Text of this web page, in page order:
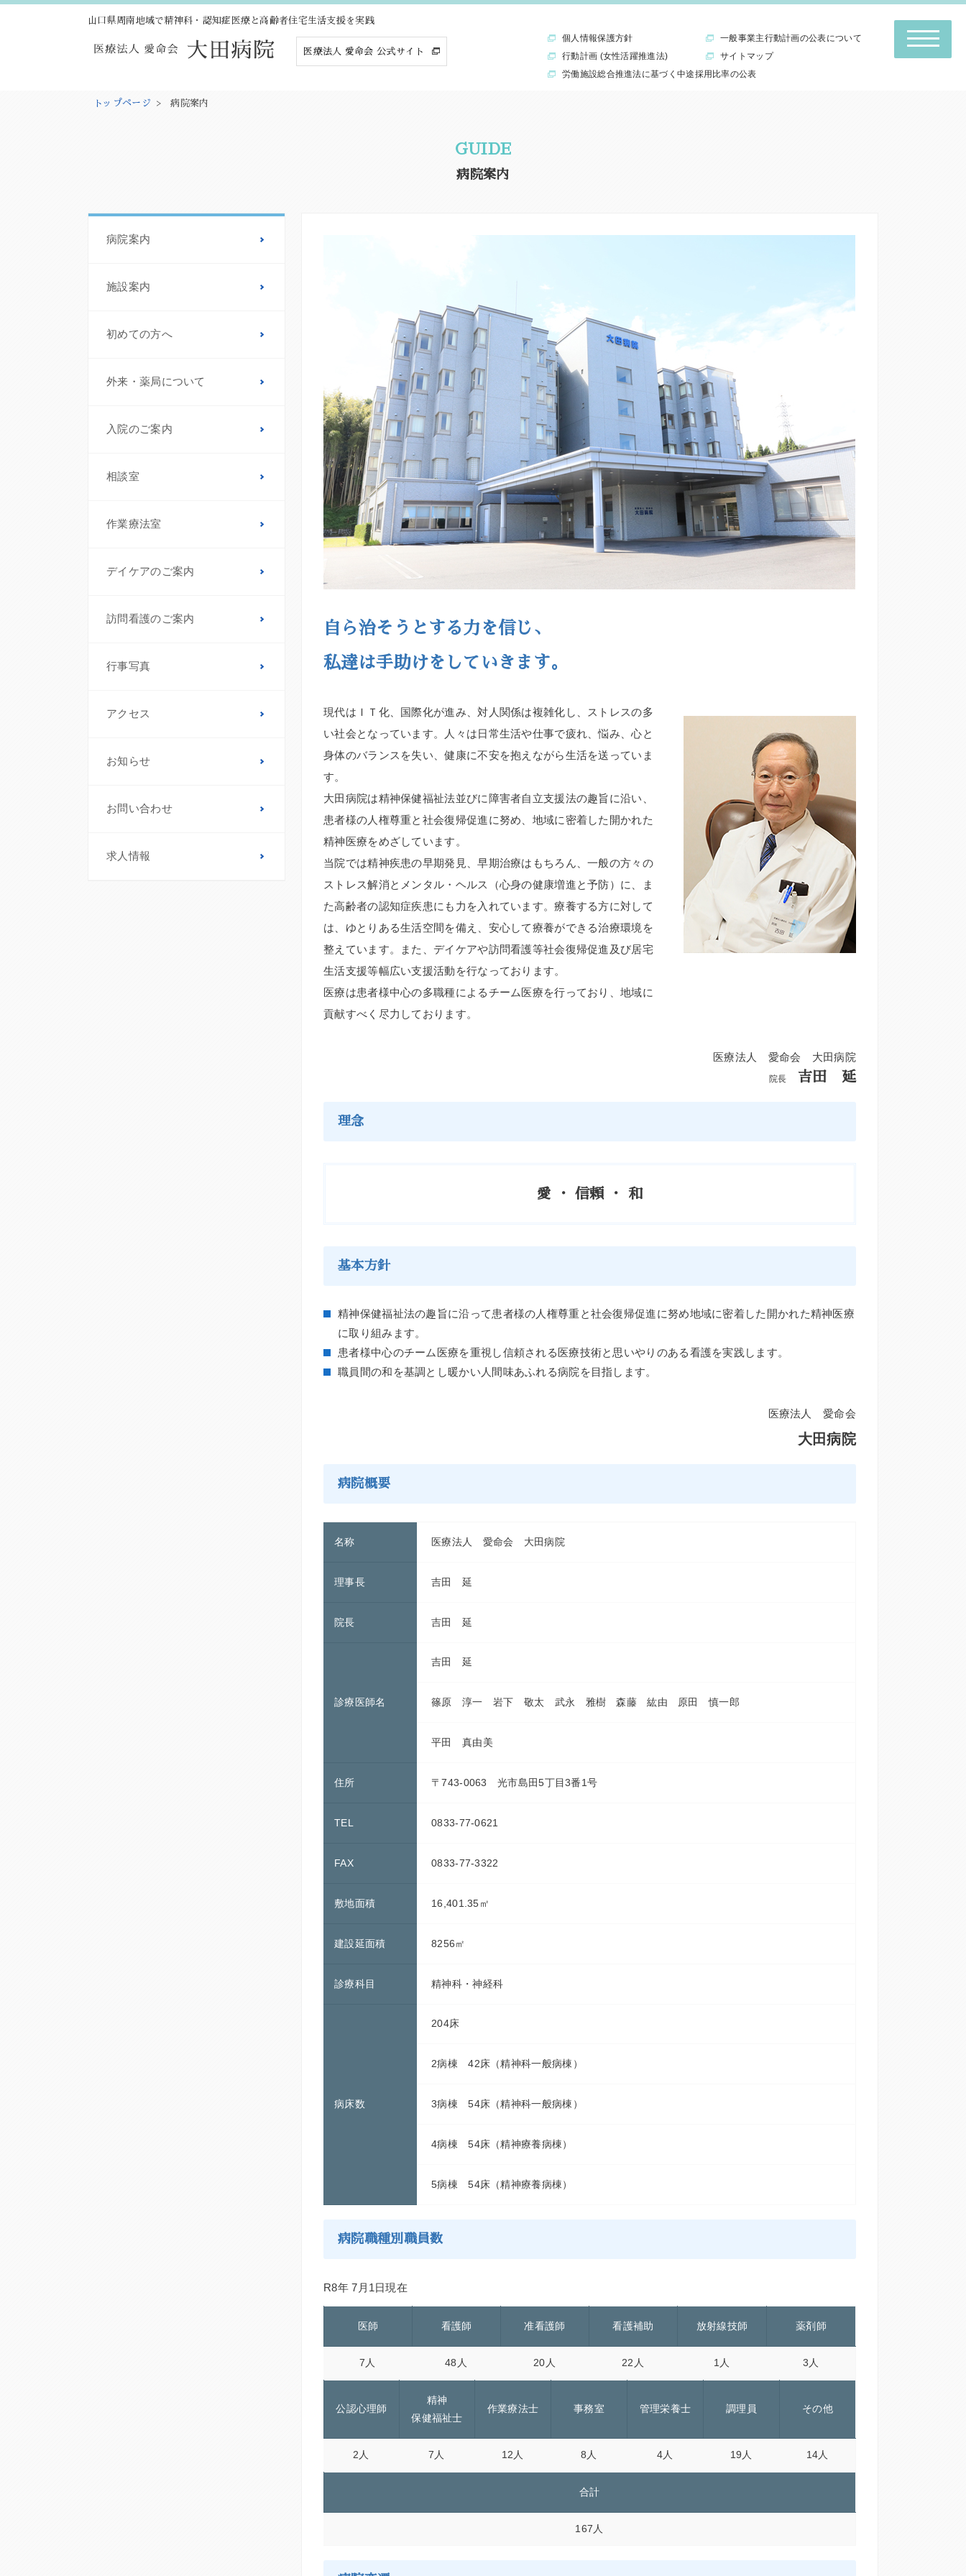
山口県周南地域で精神科・認知症医療と高齢者住宅生活支援を実践
医療法人 愛命会 公式サイト
個人情報保護方針
一般事業主行動計画の公表について
行動計画 (女性活躍推進法)
サイトマップ
労働施設総合推進法に基づく中途採用比率の公表
トップページ > 病院案内
GUIDE
病院案内
自ら治そうとする力を信じ、
私達は手助けをしていきます。
現代はＩＴ化、国際化が進み、対人関係は複雑化し、ストレスの多
い社会となっています。人々は日常生活や仕事で疲れ、悩み、心と
身体のバランスを失い、健康に不安を抱えながら生活を送っていま
す。
大田病院は精神保健福祉法並びに障害者自立支援法の趣旨に沿い、
患者様の人権尊重と社会復帰促進に努め、地域に密着した開かれた
精神医療をめざしています。
当院では精神疾患の早期発見、早期治療はもちろん、一般の方々の
ストレス解消とメンタル・ヘルス（心身の健康増進と予防）に、ま
た高齢者の認知症疾患にも力を入れています。療養する方に対して
は、ゆとりある生活空間を備え、安心して療養ができる治療環境を
整えています。また、デイケアや訪問看護等社会復帰促進及び居宅
生活支援等幅広い支援活動を行なっております。
医療は患者様中心の多職種によるチーム医療を行っており、地域に
貢献すべく尽力しております。
医療法人 愛命会 大田病院
院長 吉田 延
理念
愛 ・ 信頼 ・ 和
基本方針
精神保健福祉法の趣旨に沿って患者様の人権尊重と社会復帰促進に努め地域に密着した開かれた精神医療
に取り組みます。
患者様中心のチーム医療を重視し信頼される医療技術と思いやりのある看護を実践します。
職員間の和を基調とし暖かい人間味あふれる病院を目指します。
医療法人 愛命会
大田病院
病院概要
名称 医療法人 愛命会 大田病院
理事長 吉田 延
院長 吉田 延
診療医師名
吉田 延
篠原 淳一 岩下 敬太 武永 雅樹 森藤 紘由 原田 慎一郎
平田 真由美
住所 〒743-0063 光市島田5丁目3番1号
TEL 0833-77-0621
FAX 0833-77-3322
敷地面積 16,401.35㎡
建設延面積 8256㎡
診療科目 精神科・神経科
病床数
204床
2病棟 42床（精神科一般病棟）
3病棟 54床（精神科一般病棟）
4病棟 54床（精神療養病棟）
5病棟 54床（精神療養病棟）
病院職種別職員数
R8年 7月1日現在
医師 看護師 准看護師 看護補助 放射線技師 薬剤師
7人 48人 20人 22人 1人 3人
公認心理師
精神
保健福祉士
作業療法士 事務室 管理栄養士 調理員 その他
2人 7人 12人 8人 4人 19人 14人
合計
167人
病院案内
施設案内
初めての方へ
外来・薬局について
入院のご案内
相談室
作業療法室
デイケアのご案内
訪問看護のご案内
行事写真
アクセス
お知らせ
お問い合わせ
求人情報